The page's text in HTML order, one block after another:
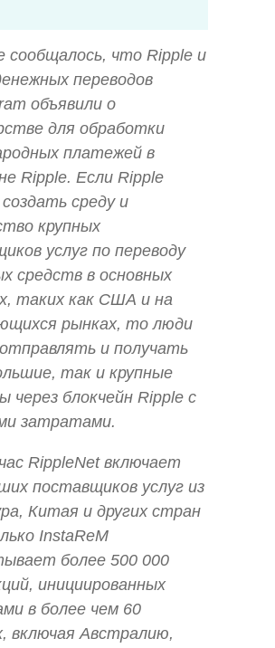
сообщалось, что Ripple и
переводов
объявили о
для обработки
платежей в
Ripple. Если Ripple
среду и
крупных
услуг по переводу
средств в основных
таких как США и на
рынках, то люди
и получать
так и крупные
через блокчейн Ripple с
затратами.
RippleNet включает
поставщиков услуг из
Китая и других стран
InstaReM
более 500 000
инициированных
в более чем 60
включая Австралию,